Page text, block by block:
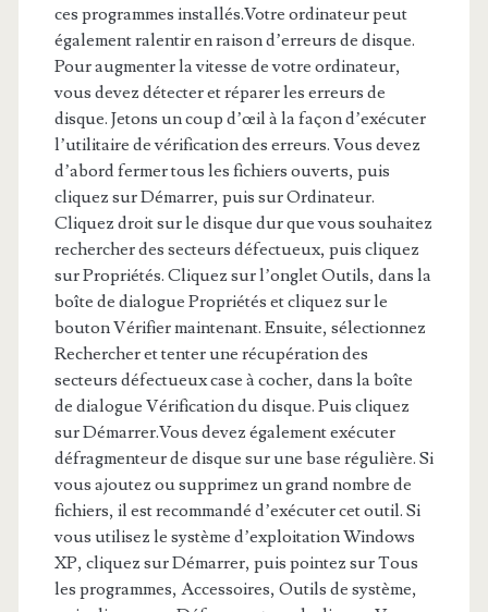
ces programmes installés.Votre ordinateur peut
également ralentir en raison d’erreurs de disque.
Pour augmenter la vitesse de votre ordinateur,
vous devez détecter et réparer les erreurs de
disque. Jetons un coup d’œil à la façon d’exécuter
l’utilitaire de vérification des erreurs. Vous devez
d’abord fermer tous les fichiers ouverts, puis
cliquez sur Démarrer, puis sur Ordinateur.
Cliquez droit sur le disque dur que vous souhaitez
rechercher des secteurs défectueux, puis cliquez
sur Propriétés. Cliquez sur l’onglet Outils, dans la
boîte de dialogue Propriétés et cliquez sur le
bouton Vérifier maintenant. Ensuite, sélectionnez
Rechercher et tenter une récupération des
secteurs défectueux case à cocher, dans la boîte
de dialogue Vérification du disque. Puis cliquez
sur Démarrer.Vous devez également exécuter
défragmenteur de disque sur une base régulière. Si
vous ajoutez ou supprimez un grand nombre de
fichiers, il est recommandé d’exécuter cet outil. Si
vous utilisez le système d’exploitation Windows
XP, cliquez sur Démarrer, puis pointez sur Tous
les programmes, Accessoires, Outils de système,